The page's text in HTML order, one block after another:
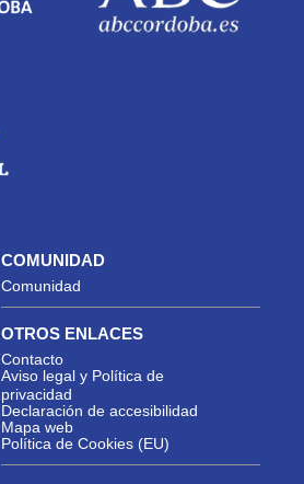
COMUNIDAD
Comunidad
OTROS ENLACES
Contacto
Aviso legal y Política de
privacidad
Declaración de accesibilidad
Mapa web
Política de Cookies (EU)